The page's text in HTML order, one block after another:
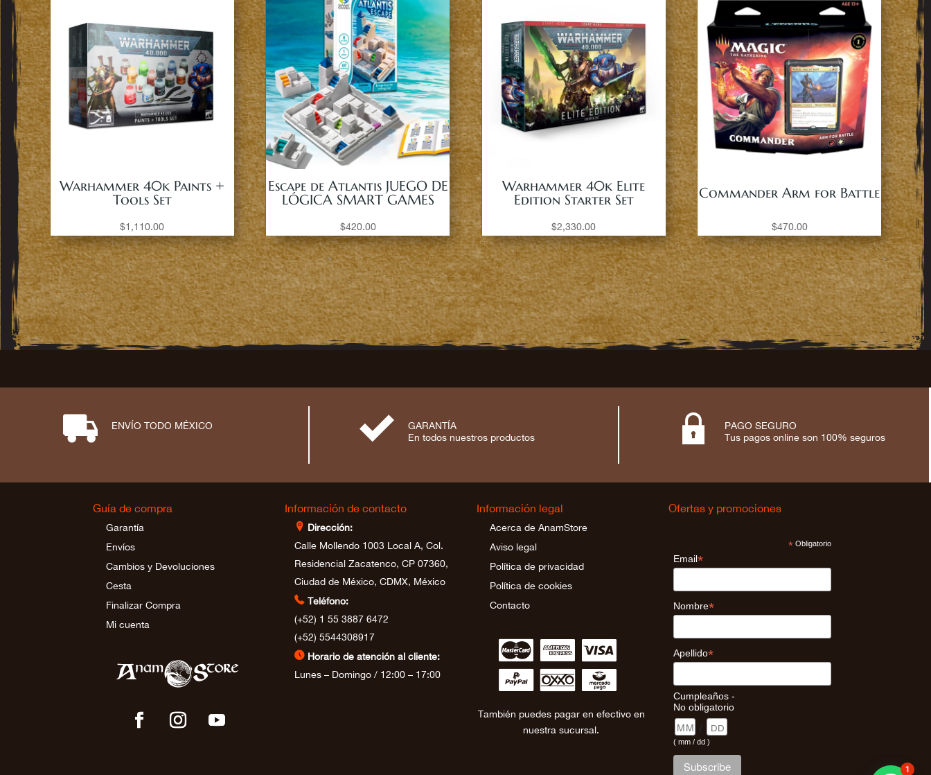
Warhammer 40k Paints +
Tools Set
$1,110.00
Escape de Atlantis JUEGO DE
LÓGICA SMART GAMES
$420.00
Warhammer 40k Elite
Edition Starter Set
$2,330.00
Commander Arm for Battle
$470.00
⋑ ENVÍO TODO MÉXICO ⋟
GARANTÍA
En todos nuestros productos

PAGO SEGURO
Tus pagos online son 100% seguros
Guía de compra
Garantía
Envíos
Cambios y Devoluciones
Cesta
Finalizar Compra
Mi cuenta
Información de contacto
⊩ Dirección:
Calle Mollendo 1003 Local A, Col.
Residencial Zacatenco, CP 07360,
Ciudad de México, CDMX, México
 Teléfono:
(+52) 1 55 3887 6472
(+52) 5544308917
⊲ Horario de atención al cliente:
Lunes – Domingo / 12:00 – 17:00
Información legal
Acerca de AnamStore
Aviso legal
Política de privacidad
Política de cookies
Contacto
∹ ∵ ≂
∾ ∼ ∻
También puedes pagar en efectivo en
nuestra sucursal.
Ofertas y promociones
* Obligatorio
Email*
Nombre*
Apellido*
Cumpleaños -
No obligatorio
/
( mm / dd )
1